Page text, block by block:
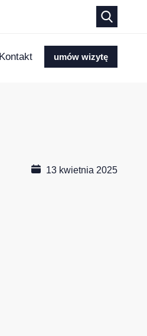
Kontakt umów wizytę
13 kwietnia 2025